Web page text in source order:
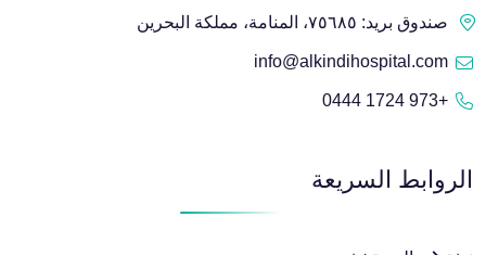
صندوق بريد: ٧٥٦٨٥، المنامة، مملكة البحرين
info@alkindihospital.com
+973 1724 0444
الروابط السريعة